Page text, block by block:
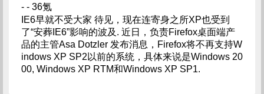
- - 36氪
IE6早就不受大家 待见，现在连寄身之所XP也受到
了“安葬IE6”影响的波及. 近日，负责Firefox桌面端产
品的主管Asa Dotzler 发布消息，Firefox将不再支持W
indows XP SP2以前的系统，具体来说是Windows 20
00, Windows XP RTM和Windows XP SP1.